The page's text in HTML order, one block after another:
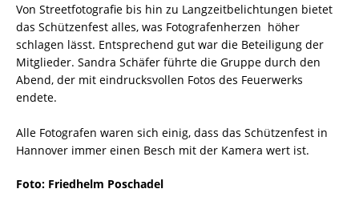
Von Streetfotografie bis hin zu Langzeitbelichtungen bietet
das Schützenfest alles, was Fotografenherzen höher
schlagen lässt. Entsprechend gut war die Beteiligung der
Mitglieder. Sandra Schäfer führte die Gruppe durch den
Abend, der mit eindrucksvollen Fotos des Feuerwerks
endete.
Alle Fotografen waren sich einig, dass das Schützenfest in
Hannover immer einen Besch mit der Kamera wert ist.
Foto: Friedhelm Poschadel